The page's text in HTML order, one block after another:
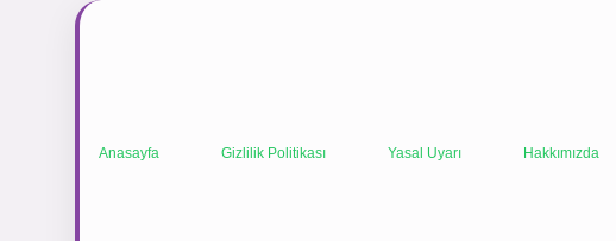
Anasayfa Gizlilik Politikası Yasal Uyarı Hakkımızda